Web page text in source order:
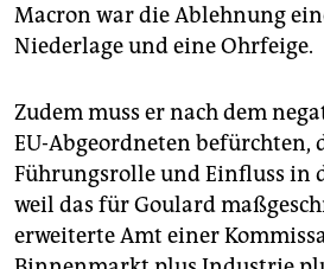
Macron war die Ablehnung
Niederlage und eine Ohrfeige.
Zudem muss er nach dem
EU-Abgeordneten befürchten,
Führungsrolle und Einfluss in
weil das für Goulard
erweiterte Amt einer